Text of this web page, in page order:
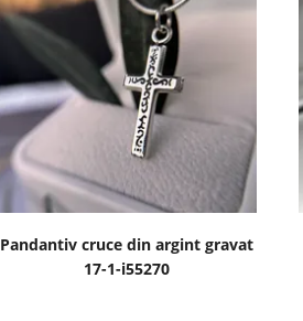
Pandantiv cruce din argint gravat
17-1-i55270